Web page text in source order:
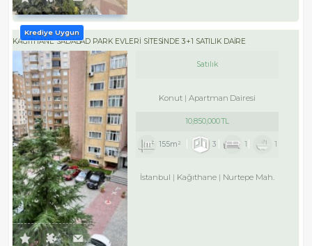
KAĞITHANE SADABAD PARK EVLERİ SİTESİNDE 3+1 SATILIK DAİRE
Krediye Uygun
Satılık
Konut Apartman Dairesi
10,850,000 TL
155m² 3 1 1
İstanbul Kağıthane Nurtepe Mah.